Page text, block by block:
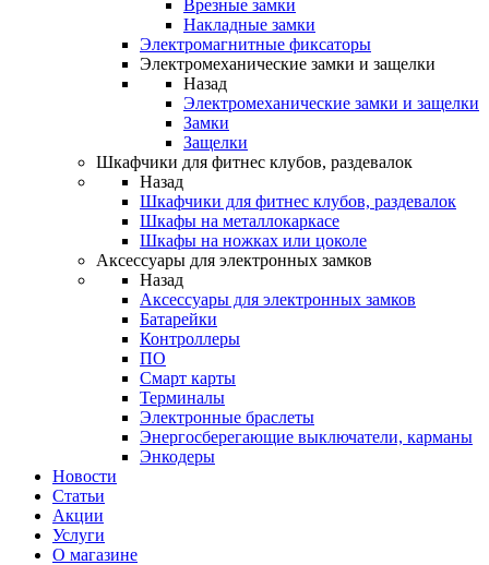
Врезные замки
Накладные замки
Электромагнитные фиксаторы
Электромеханические замки и защелки
Назад
Электромеханические замки и защелки
Замки
Защелки
Шкафчики для фитнес клубов, раздевалок
Назад
Шкафчики для фитнес клубов, раздевалок
Шкафы на металлокаркасе
Шкафы на ножках или цоколе
Аксессуары для электронных замков
Назад
Аксессуары для электронных замков
Батарейки
Контроллеры
ПО
Смарт карты
Терминалы
Электронные браслеты
Энергосберегающие выключатели, карманы
Энкодеры
Новости
Статьи
Акции
Услуги
О магазине